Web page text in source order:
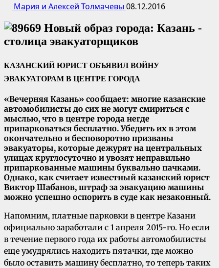
Мария и Алексей Толмачевы 08.12.2016
КАЗАНСКИЙ ЮРИСТ ОБЪЯВИЛ ВОЙНУ
ЭВАКУАТОРАМ В ЦЕНТРЕ ГОРОДА
«Вечерняя Казань» сообщает: многие казанские
автомобилисты до сих не могут смириться с
мыслью, что в центре города негде
припарковаться бесплатно. Убедить их в этом
окончательно и бесповоротно призваны
эвакуаторы, которые дежурят на центральных
улицах круглосуточно и увозят неправильно
припаркованные машины буквально пачками.
Однако, как считает известный казанский юрист
Виктор Шабанов, штраф за эвакуацию машины
можно успешно оспорить в суде как незаконный.
Напомним, платные парковки в центре Казани
официально заработали с 1 апреля 2015-го. Но если
в течение первого года их работы автомобилисты
еще умудрялись находить пятачки, где можно
было оставить машину бесплатно, то теперь таких